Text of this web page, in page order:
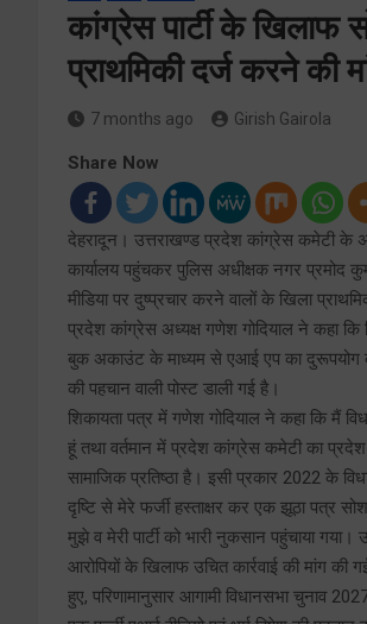
कांग्रेस पार्टी के खिलाफ
प्राथमिकी दर्ज करने की
7 months ago Girish Gairola
Share Now
देहरादून। उत्तराखण्ड प्रदेश कांग्रेस कमेटी के
कार्यालय पहुंचकर पुलिस अधीक्षक नगर प्रमोद
मीडिया पर दुष्प्रचार करने वालों के खिला
प्रदेश कांग्रेस अध्यक्ष गणेश गोदियाल ने कहा कि
बुक अकाउंट के माध्यम से एआई एप का दुरूपयोग
की पहचान वाली पोस्ट डाली गई है।
शिकायता पत्र में गणेश गोदियाल ने कहा कि मैं
हूं तथा वर्तमान में प्रदेश कांग्रेस कमेटी का
सामाजिक प्रतिष्ठा है। इसी प्रकार 2022 के
दृष्टि से मेरे फर्जी हस्ताक्षर कर एक झूठा पत्र
मुझे व मेरी पार्टी को भारी नुकसान पहुंचाया गया।
आरोपियों के खिलाफ उचित कार्रवाई की मांग
हुए, परिणामानुसार आगामी विधानसभा चुनाव